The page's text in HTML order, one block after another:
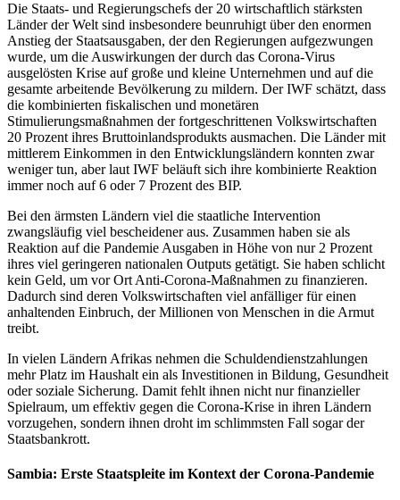
Die Staats- und Regierungschefs der 20 wirtschaftlich stärksten
Länder der Welt sind insbesondere beunruhigt über den enormen
Anstieg der Staatsausgaben, der den Regierungen aufgezwungen
wurde, um die Auswirkungen der durch das Corona-Virus
ausgelösten Krise auf große und kleine Unternehmen und auf die
gesamte arbeitende Bevölkerung zu mildern. Der IWF schätzt, dass
die kombinierten fiskalischen und monetären
Stimulierungsmaßnahmen der fortgeschrittenen Volkswirtschaften
20 Prozent ihres Bruttoinlandsprodukts ausmachen. Die Länder mit
mittlerem Einkommen in den Entwicklungsländern konnten zwar
weniger tun, aber laut IWF beläuft sich ihre kombinierte Reaktion
immer noch auf 6 oder 7 Prozent des BIP.
Bei den ärmsten Ländern viel die staatliche Intervention
zwangsläufig viel bescheidener aus. Zusammen haben sie als
Reaktion auf die Pandemie Ausgaben in Höhe von nur 2 Prozent
ihres viel geringeren nationalen Outputs getätigt. Sie haben schlicht
kein Geld, um vor Ort Anti-Corona-Maßnahmen zu finanzieren.
Dadurch sind deren Volkswirtschaften viel anfälliger für einen
anhaltenden Einbruch, der Millionen von Menschen in die Armut
treibt.
In vielen Ländern Afrikas nehmen die Schuldendienstzahlungen
mehr Platz im Haushalt ein als Investitionen in Bildung, Gesundheit
oder soziale Sicherung. Damit fehlt ihnen nicht nur finanzieller
Spielraum, um effektiv gegen die Corona-Krise in ihren Ländern
vorzugehen, sondern ihnen droht im schlimmsten Fall sogar der
Staatsbankrott.
Sambia: Erste Staatspleite im Kontext der Corona-Pandemie